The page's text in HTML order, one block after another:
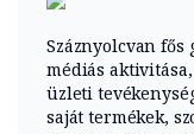
Száznyolcvan fős
médiás
üzleti
saját termékek,